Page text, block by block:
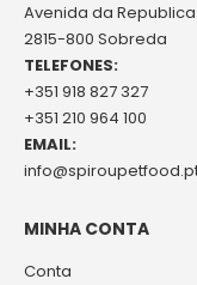
Avenida da Republica
2815-800 Sobreda
TELEFONES:
+351 918 827 327
+351 210 964 100
EMAIL:
MINHA CONTA
Conta